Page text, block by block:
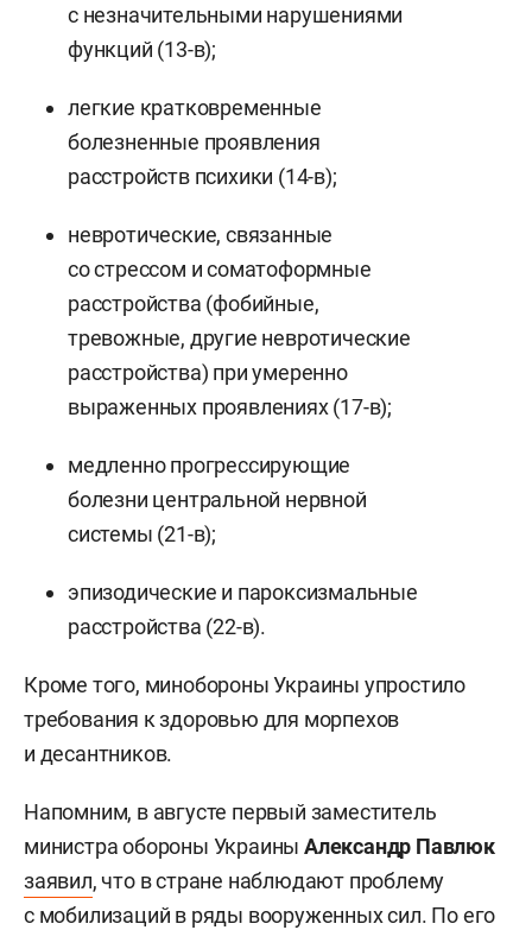
с незначительными нарушениями
функций (13-в);
легкие кратковременные
болезненные проявления
расстройств психики (14-в);
невротические, связанные
со стрессом и соматоформные
расстройства (фобийные,
тревожные, другие невротические
расстройства) при умеренно
выраженных проявлениях (17-в);
медленно прогрессирующие
болезни центральной нервной
системы (21-в);
эпизодические и пароксизмальные
расстройства (22-в).
Кроме того, минобороны Украины упростило
требования к здоровью для морпехов
и десантников.
Напомним, в августе первый заместитель
министра обороны УкраиныАлександр Павлюк
заявил, что в стране наблюдают проблему
с мобилизаций в ряды вооруженных сил. По его